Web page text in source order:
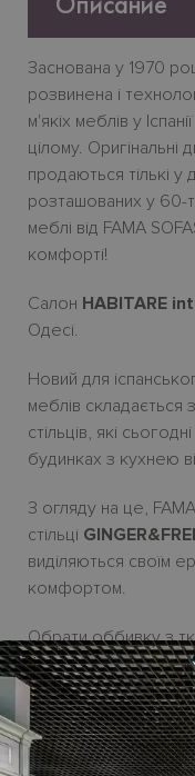
Заснована у 1970
розвинена і
м'якіх меблів у
цілому. Оригінальні
продаються тількі
розташованих у 60-
меблі від FAMA
комфорті!
Салон HABITARE
Одесі.
Новий для
меблів складається
стільців, які
будинках з кухнею
З огляду на це,
стільці GINGER&
виділяються своїм
комфортом.
Обрати оббивку з
зразкам
ніжек -
жовтий, димчастий
оббивки є у